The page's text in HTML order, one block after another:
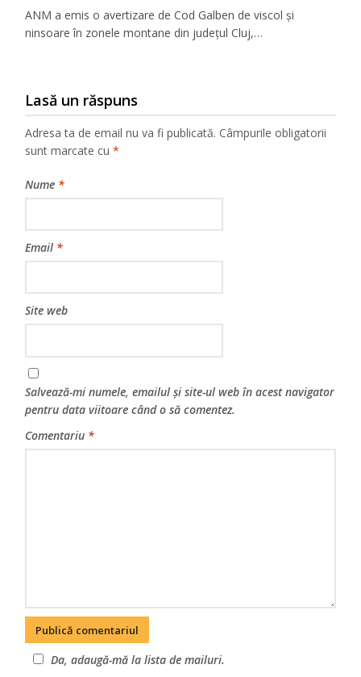
ANM a emis o avertizare de Cod Galben de viscol și
ninsoare în zonele montane din județul Cluj,…
Lasă un răspuns
Adresa ta de email nu va fi publicată. Câmpurile obligatorii
sunt marcate cu*
Nume *
Email *
Site web
Salvează-mi numele, emailul și site-ul web în acest navigator
pentru data viitoare când o să comentez.
Comentariu *
Da, adaugă-mă la lista de mailuri.